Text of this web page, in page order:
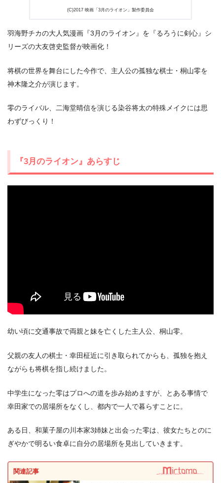
出典:U-NEXT
(C)2017 映画「3月のライオン」製作委員会
羽海野チカの大人気漫画『3月のライオン』を『るろうに剣心』シ
リーズの大友啓史監督が映画化！
将棋の世界を舞台にした今作で、主人公の孤独な棋士・桐山零を
神木隆之介が演じます。
零のライバル、二海堂晴信を演じる染谷将太の特殊メイクには思
わずびっくり！
『3月のライオン』あらすじ
幼い頃に交通事故で両親と妹を亡くした主人公、桐山零。
父親の友人の棋士・幸田柾近に引き取られてからも、孤独を抱え
ながらも将棋を指し続けました。
中学生になった零はプロへの道を歩み始めますが、とある事情で
幸田家での居場所をなくし、都内で一人で暮らすことに。
ある日、和菓子屋の川本家3姉妹と出会った零は、彼女たちとのに
ぎやかで明るい食卓に自分の居場所を見出していきます。
関連記事